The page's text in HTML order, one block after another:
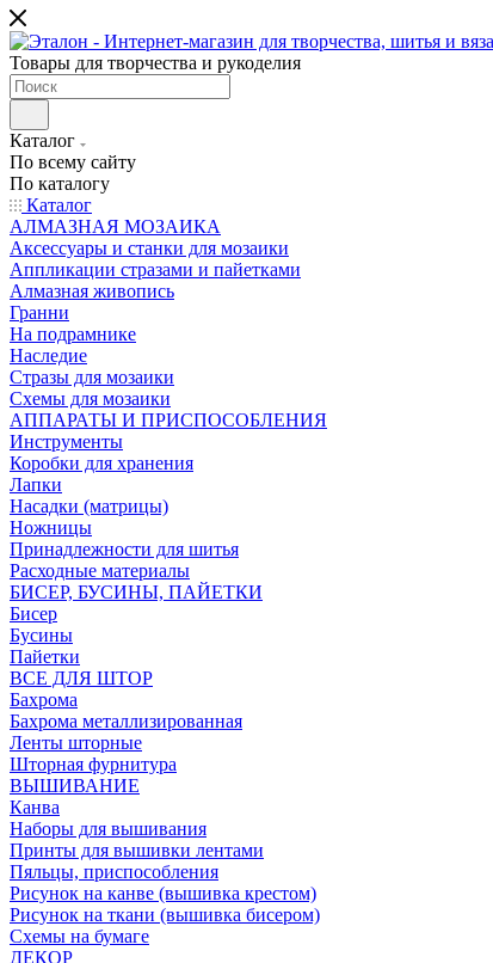
Товары для творчества и рукоделия
Каталог
По всему сайту
По каталогу
Каталог
АЛМАЗНАЯ МОЗАИКА
Аксессуары и станки для мозаики
Аппликации стразами и пайетками
Алмазная живопись
Гранни
На подрамнике
Наследие
Стразы для мозаики
Схемы для мозаики
АППАРАТЫ И ПРИСПОСОБЛЕНИЯ
Инструменты
Коробки для хранения
Лапки
Насадки (матрицы)
Ножницы
Принадлежности для шитья
Расходные материалы
БИСЕР, БУСИНЫ, ПАЙЕТКИ
Бисер
Бусины
Пайетки
ВСЕ ДЛЯ ШТОР
Бахрома
Бахрома металлизированная
Ленты шторные
Шторная фурнитура
ВЫШИВАНИЕ
Канва
Наборы для вышивания
Принты для вышивки лентами
Пяльцы, приспособления
Рисунок на канве (вышивка крестом)
Рисунок на ткани (вышивка бисером)
Схемы на бумаге
ДЕКОР